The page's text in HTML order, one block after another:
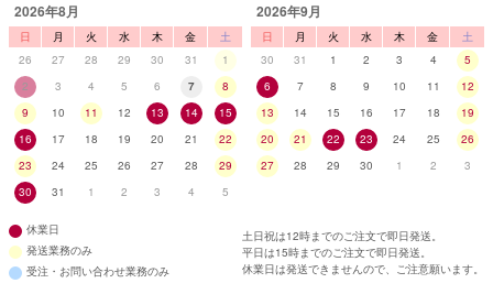
2026年8月
日 月 火 水 木 金
土
26
27 28 29 30 31
1
2
3 4 5 6 7
8
9
10 11 12 13 14
15
16
17 18 19 20 21
22
23
24 25 26 27 28
29
30
31 1 2 3 4 5
2026年9月
日 月 火 水 木 金
土
30
31 1 2 3 4
5
6
7 8 9 10 11
12
13
14 15 16 17 18
19
20
21 22 23 24 25
26
27
28 29 30 1 2 3
休業日
発送業務のみ
受注・お問い合わせ業務のみ
土日祝は12時までのご注文で即日発送。
平日は15時までのご注文で即日発送。
休業日は発送できませんので、ご注意願います。